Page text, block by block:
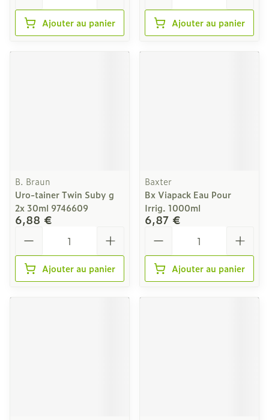
Ajouter au panier Ajouter au panier
B. Braun
Uro-tainer Twin Suby g
2x 30ml 9746609
6,88 €
Ajouter au panier
Baxter
Bx Viapack Eau Pour
Irrig. 1000ml
6,87 €
Ajouter au panier